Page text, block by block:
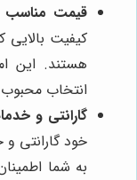
قیمت مناسب
کیفیت بالایی
هستند. این
انتخاب محبوب
گارانتی و
خود گارانتی
به شما